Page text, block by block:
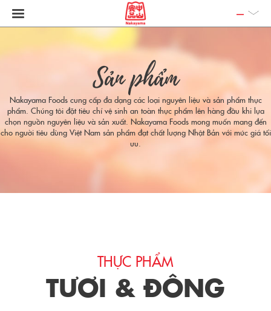
Sản phẩm
Nakayama Foods cung cấp đa dạng các loại nguyên liệu và sản phẩm thực
phẩm. Chúng tôi đặt tiêu chí vệ sinh an toàn thực phẩm lên hàng đầu khi lựa
chọn nguồn nguyên liệu và sản xuất. Nakayama Foods mong muốn mang đến
cho người tiêu dùng Việt Nam sản phẩm đạt chất lượng Nhật Bản với mức giá tối
ưu.
THỰC PHẨM
TƯƠI & ĐÔNG